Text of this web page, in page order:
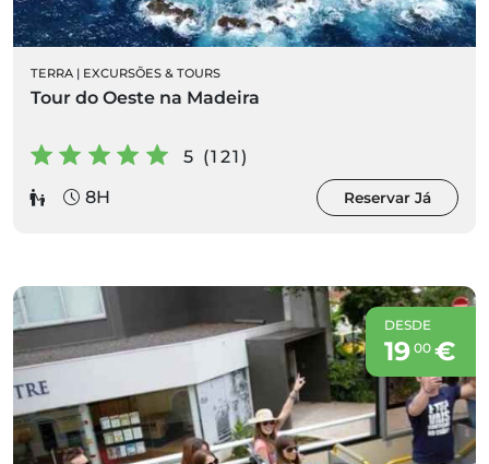
TERRA | EXCURSÕES & TOURS
Tour do Oeste na Madeira
5 (121)
8H
Reservar Já
DESDE
19 00€